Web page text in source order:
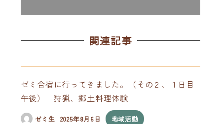
関連記事
ゼミ合宿に行ってきました。（その２、１日目
午後） 狩猟、郷土料理体験
ゼミ生 2025年8月6日 地域活動